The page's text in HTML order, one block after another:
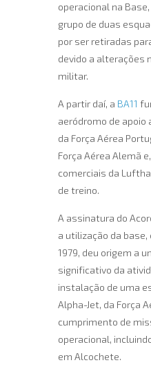
operacional na
grupo de duas
por ser retiradas
devido a alterações
militar.
A partir daí, a BA11
aeródromo de
da Força Aérea
Força Aérea Alemã
comerciais da
de treino.
A assinatura do
a utilização da base,
1979, deu origem a
significativo da
instalação de uma
Alpha-Jet, da Força
cumprimento de
operacional,
em Alcochete.